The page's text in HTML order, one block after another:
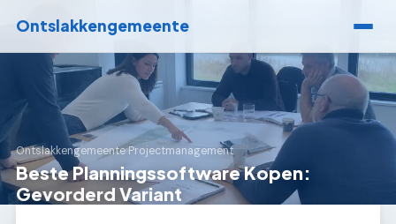
Ontslakkengemeente
Ontslakkengemeente›Projectmanagement
Beste Planningssoftware Kopen:
Gevorderd Variant